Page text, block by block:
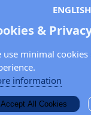
Члены
Документы
OSCE.org
Контактная
Свяжитесь с
Введите Ваше имя и
ENGLISH
&
use minimal
information
Accept All Cookies